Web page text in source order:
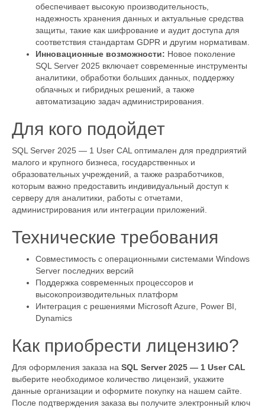
обеспечивает высокую производительность,
надежность хранения данных и актуальные средства
защиты, такие как шифрование и аудит доступа для
соответствия стандартам GDPR и другим нормативам.
Инновационные возможности: Новое поколение
SQL Server 2025 включает современные инструменты
аналитики, обработки больших данных, поддержку
облачных и гибридных решений, а также
автоматизацию задач администрирования.
Для кого подойдет
SQL Server 2025 — 1 User CAL оптимален для предприятий
малого и крупного бизнеса, государственных и
образовательных учреждений, а также разработчиков,
которым важно предоставить индивидуальный доступ к
серверу для аналитики, работы с отчетами,
администрирования или интеграции приложений.
Технические требования
Совместимость с операционными системами Windows
Server последних версий
Поддержка современных процессоров и
высокопроизводительных платформ
Интеграция с решениями Microsoft Azure, Power BI,
Dynamics
Как приобрести лицензию?
Для оформления заказа на SQL Server 2025 — 1 User CAL
выберите необходимое количество лицензий, укажите
данные организации и оформите покупку на нашем сайте.
После подтверждения заказа вы получите электронный ключ